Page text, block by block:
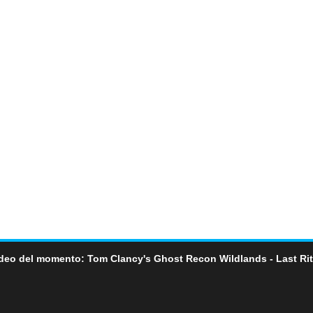
del momento: Tom Clancy's Ghost Recon Wildlands - Last